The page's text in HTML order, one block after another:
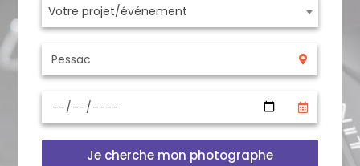
Votre projet/événement
Je cherche mon photographe